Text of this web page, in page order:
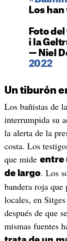
Los
Foto
i la
— Niel
2022
Un tiburón
Los bañistas de
interrumpida su
la alerta de la
costa. Los
que mide entre
de largo. Los
bandera roja que
locales, en
después de que
mismas fuentes